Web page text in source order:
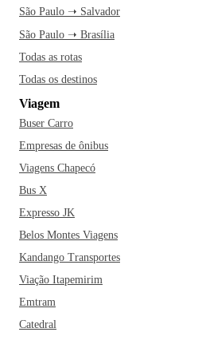
São Paulo ➝ Salvador
São Paulo ➝ Brasília
Todas as rotas
Todas os destinos
Viagem
Buser Carro
Empresas de ônibus
Viagens Chapecó
Bus X
Expresso JK
Belos Montes Viagens
Kandango Transportes
Viação Itapemirim
Emtram
Catedral